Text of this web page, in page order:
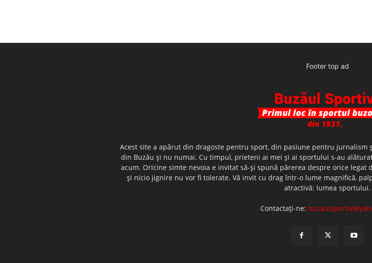
Footer top ad
Acest site a apărut din dragoste pentru sport, din pasiune pentru jurnalism
din Buzău şi nu numai. Cu timpul, prieteni ai mei şi ai sportului s-au
acum. Oricine simte nevoia e invitat să-şi spună părerea despre orice
şi nicio jignire nu vor fi tolerate. Vă invit cu drag într-o lume magnifică,
atractivă: lumea sportului.
Contactați-ne: